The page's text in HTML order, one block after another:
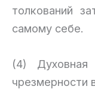
толкований
самому себе.
(4) Духовная
чрезмерности